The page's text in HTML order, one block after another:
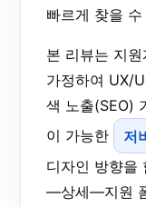
빠르게 찾을
본 리뷰는 지
가정하여 UX/
색 노출(SEO)
이 가능한
저
디자인 방향을
—상세—지원